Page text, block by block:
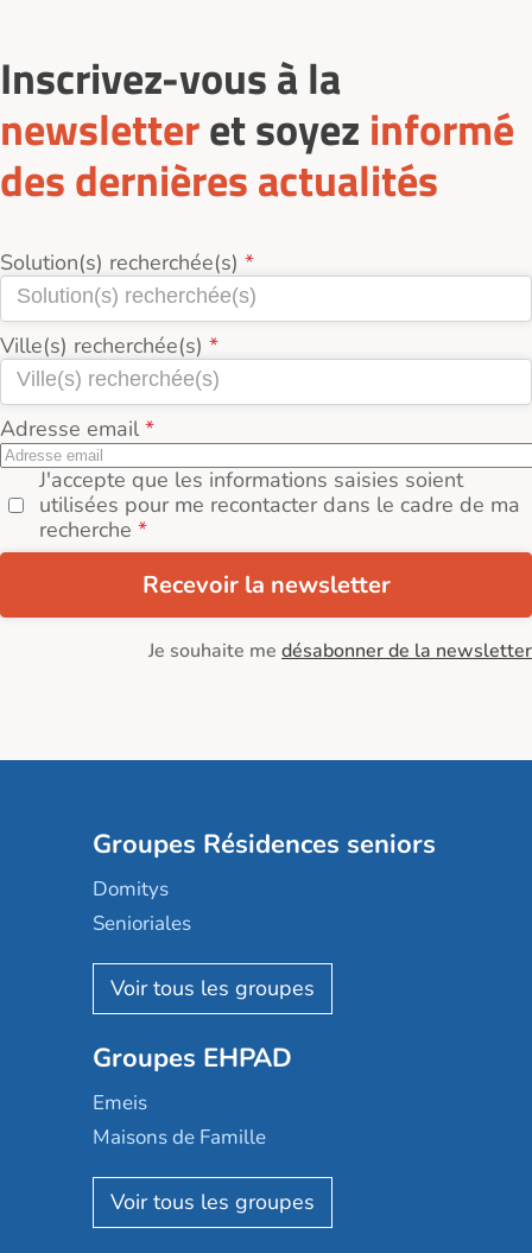
Inscrivez-vous à la
newsletteret soyez informé
des dernières actualités
Solution(s) recherchée(s)
Ville(s) recherchée(s)
Adresse email
J'accepte que les informations saisies soient
utilisées pour me recontacter dans le cadre de ma
recherche
Recevoir la newsletter
Je souhaite me désabonner de la newsletter
Groupes Résidences seniors
Domitys
Senioriales
Nohée
Les Résidentiels
Mobicap
Domusvi
Happy Senior
Aquarelia
Nexity edenea
Groupes EHPAD
Emeis
Maisons de Famille
Korian
Emera